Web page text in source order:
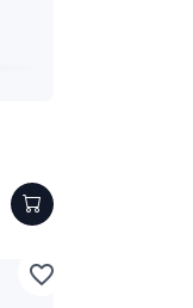
favorite_border